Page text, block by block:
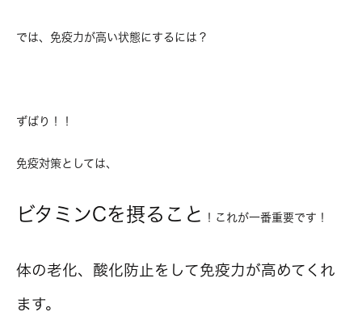
では、免疫力が高い状態にするには？
ずばり！！
免疫対策としては、
ビタミンCを摂ること ！これが一番重要です！
体の老化、酸化防止をして免疫力が高めてくれ
ます。